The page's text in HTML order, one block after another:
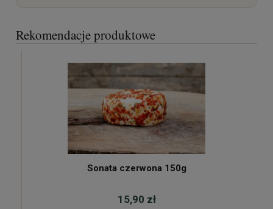
Rekomendacje produktowe
Sonata czerwona 150g
15,90 zł